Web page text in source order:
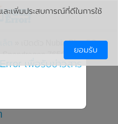
» เปิดตัว Nubia Play 5G มา
765G และ
มาพร้อมหน้าจอ
765G และ
ะเพิ่มประสบการณ์ที่ดีในการใช้
ยอมรับ
เพื่อรับข่าวสาร